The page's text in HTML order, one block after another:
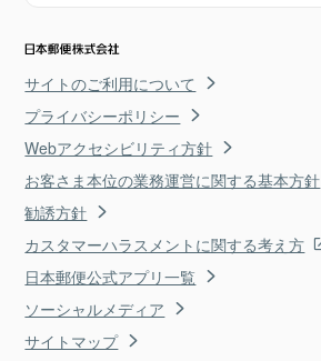
サイトのご利用について
プライバシーポリシー
Webアクセシビリティ方針
お客さま本位の業務運営に関する基本方針
勧誘方針
カスタマーハラスメントに関する考え方
日本郵便公式アプリ一覧
ソーシャルメディア
サイトマップ